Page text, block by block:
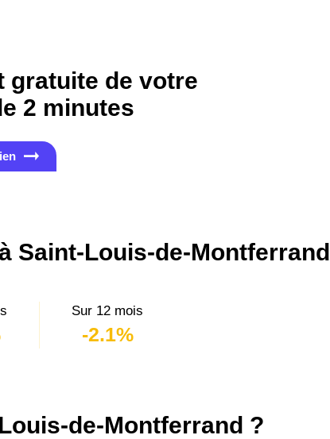
gratuite de votre
2 minutes
Saint-Louis-de-Montferrand
Sur 12 mois
-2.1%
de-Montferrand ?